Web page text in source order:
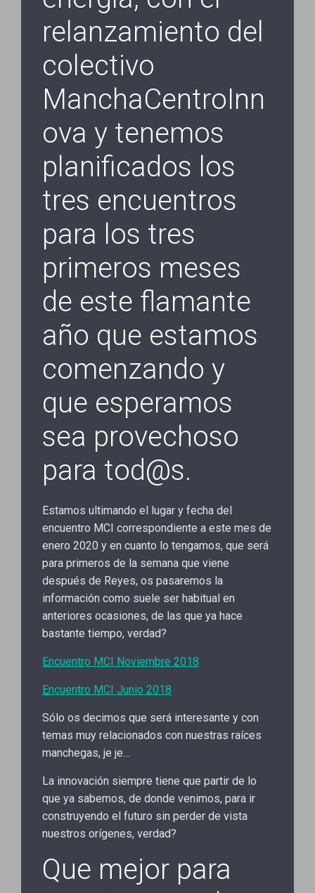
relanzamiento del
colectivo
ManchaCentroInn
ova y tenemos
planificados los
tres encuentros
para los tres
primeros meses
de este flamante
año que estamos
comenzando y
que esperamos
sea provechoso
para tod@s.
Estamos ultimando el lugar y fecha del
encuentro MCI correspondiente a este mes de
enero 2020 y en cuanto lo tengamos, que será
para primeros de la semana que viene
después de Reyes, os pasaremos la
información como suele ser habitual en
anteriores ocasiones, de las que ya hace
bastante tiempo, verdad?
Encuentro MCI Noviembre 2018
Encuentro MCI Junio 2018
Sólo os decimos que será interesante y con
temas muy relacionados con nuestras raíces
manchegas, je je…
La innovación siempre tiene que partir de lo
que ya sabemos, de donde venimos, para ir
construyendo el futuro sin perder de vista
nuestros orígenes, verdad?
Que mejor para